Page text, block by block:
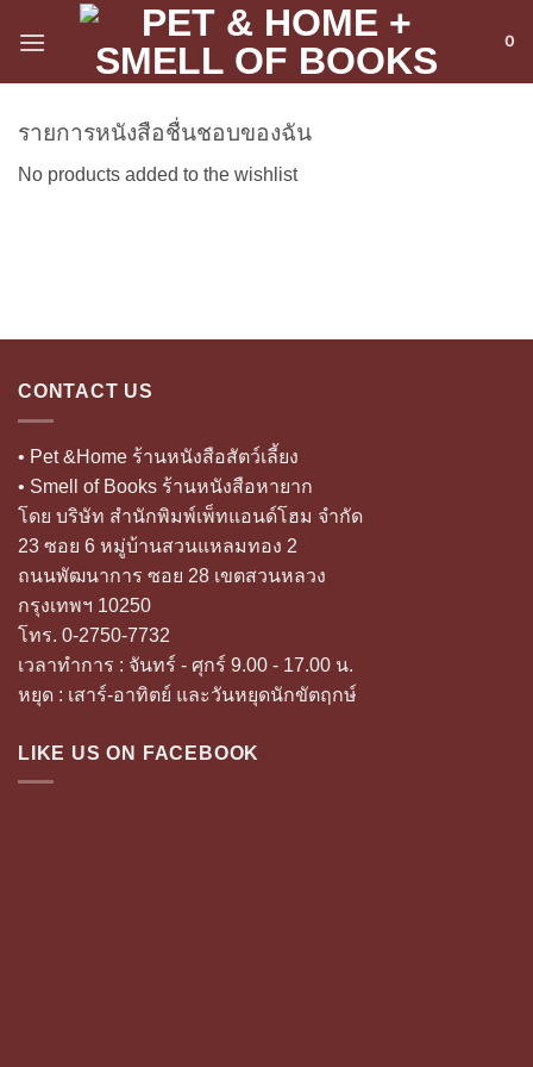
0
รายการหนังสือชื่นชอบของฉัน
No products added to the wishlist
CONTACT US
• Pet &Home ร้านหนังสือสัตว์เลี้ยง
• Smell of Books ร้านหนังสือหายาก
โดย บริษัท สำนักพิมพ์เพ็ทแอนด์โฮม จำกัด
23 ซอย 6 หมู่บ้านสวนแหลมทอง 2
ถนนพัฒนาการ ซอย 28 เขตสวนหลวง
กรุงเทพฯ 10250
โทร. 0-2750-7732
เวลาทำการ : จันทร์ - ศุกร์ 9.00 - 17.00 น.
หยุด : เสาร์-อาทิตย์ และวันหยุดนักขัตฤกษ์
LIKE US ON FACEBOOK